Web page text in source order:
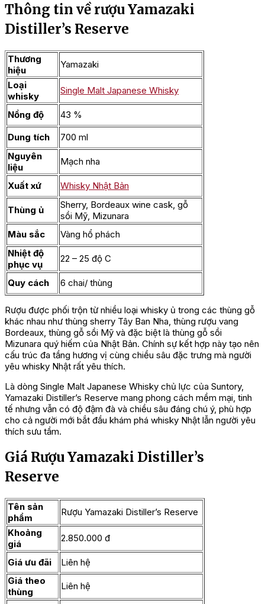
Thông tin về rượu Yamazaki
Distiller’s Reserve
Thương
hiệu
Yamazaki
Loại
whisky
Single Malt Japanese Whisky
Nồng độ
43 %
Dung tích
700 ml
Nguyên
liệu
Mạch nha
Xuất xứ Whisky Nhật Bản
Thùng ủ
Sherry, Bordeaux wine cask, gỗ
sồi Mỹ, Mizunara
Màu sắc
Vàng hổ phách
Nhiệt độ
phục vụ
22 – 25 độ C
Quy cách 6 chai/ thùng
Rượu được phối trộn từ nhiều loại whisky ủ trong các thùng gỗ
khác nhau như thùng sherry Tây Ban Nha, thùng rượu vang
Bordeaux, thùng gỗ sồi Mỹ và đặc biệt là thùng gỗ sồi
Mizunara quý hiếm của Nhật Bản. Chính sự kết hợp này tạo nên
cấu trúc đa tầng hương vị cùng chiều sâu đặc trưng mà người
yêu whisky Nhật rất yêu thích.
Là dòng Single Malt Japanese Whisky chủ lực của Suntory,
Yamazaki Distiller’s Reserve mang phong cách mềm mại, tinh
tế nhưng vẫn có độ đậm đà và chiều sâu đáng chú ý, phù hợp
cho cả người mới bắt đầu khám phá whisky Nhật lẫn người yêu
thích sưu tầm.
Giá Rượu Yamazaki Distiller’s
Reserve
Tên sản
phẩm
Rượu Yamazaki Distiller’s Reserve
Khoảng
giá
2.850.000 đ
Giá ưu đãi
Liên hệ
Giá theo
thùng
Liên hệ